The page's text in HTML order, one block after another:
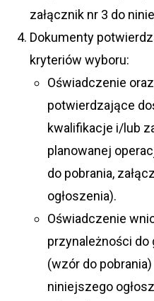
załącznik nr 3 do
Dokumenty
kryteriów wyboru:
Oświadczenie
potwierdzające
kwalifikacje i/lub
planowanej
do pobrania,
ogłoszenia).
Oświadczenie
przynależności
(wzór do
niniejszego